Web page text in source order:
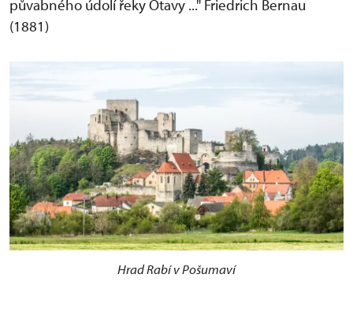
půvabného údolí řeky Otavy ..." Friedrich Bernau
(1881)
Hrad Rabí v Pošumaví